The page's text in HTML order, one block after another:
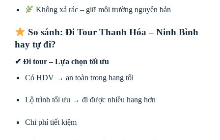
Không xả rác – giữ môi trường nguyên bản
So sánh: Đi Tour Thanh Hóa – Ninh Bình
hay tự đi?
✔ Đi tour – Lựa chọn tối ưu
Có HDV → an toàn trong hang tối
Lộ trình tối ưu → đi được nhiều hang hơn
Chi phí tiết kiệm